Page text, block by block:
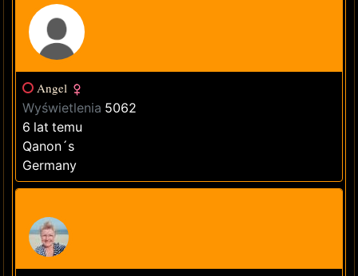
Angel
Wyświetlenia 5062
6 lat temu
Qanon´s
Germany